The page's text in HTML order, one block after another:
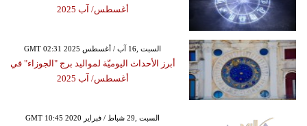
أغسطس/ آب 2025
GMT 02:31 2025 السبت ,16 آب / أغسطس
أبرز الأحداث اليوميّة لمواليد برج "الجوزاء" في
أغسطس/ آب 2025
GMT 10:45 2020 السبت ,29 شباط / فبراير